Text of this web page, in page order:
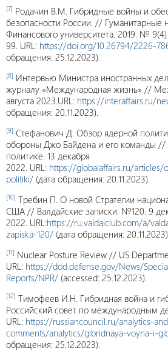
[7] Родачин В.М. Гибридные войны и
безопасности России. // Гуманитарные
Финансового университета. 2019. №
99. URL: https://doi.org/10.26794/2226-
обращения: 25.12.2023).
[8] Интервью Министра иностранных
журналу «Международная жизнь» //
августа 2023.URL: https://interaffairs.ru/
обращения: 20.11.2023).
[9] Стефанович Д. Обзор ядерной
обороны Джо Байдена и его команды //
политике. 13 декабря
2022. URL: https://globalaffairs.ru/articles/
politiki/ (дата обращения: 20.11.2023).
[10] Требин П. О новой Стратегии
США // Валдайские записки. №120. 9
2022. URL:https://ru.valdaiclub.com/a/
zapiska-120/ (дата обращения:
[11] Nuclear Posture Review // US
URL: https://dod.defense.gov/News/
Reports/NPR/ (accessed: 25.12.2023).
[12] Тимофеев И.Н. Гибридная война и
Российский совет по международным
URL: https://russiancouncil.ru/analytics-
comments/analytics/gibridnaya-voyna-i-
обращения: 25.12.2023).